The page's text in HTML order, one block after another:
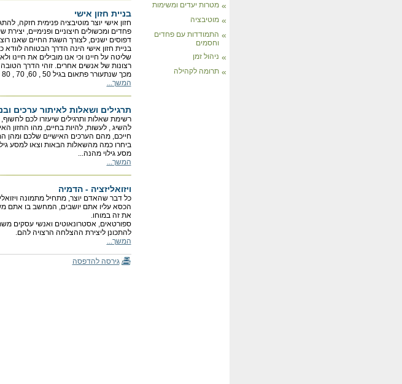
בניית חזון אישי
חזון אישי יוצר מוטיבציה פנימית חזקה,
פחדים ומכשולים חיצוניים ופנימיים, יצירת
דפוסים ישנים, לצורך השגת החיים שאנו
בניית חזון אישי הינה הדרך הבטוחה לוודא
שליטה על חיינו וכי אנו מובילים את חיינו
רצונות של אנשים אחרים. זוהי הדרך הטובה
מכך שנתעורר פתאום בגיל 50 , 60, 70 , 80 ונשאל
המשך...
תרגילים ושאלות לאיתור ערכים
רשימת שאלות ותרגילים שיעזרו לכם
להשיג , לעשות, להיות בחיים, מהו החזון
חייכם, מהם הערכים האישיים שלכם ומהן
ביחרו כמה מהשאלות הבאות וצאו למסע
מסע גילוי מהנה...
המשך...
ויזואליזציה - הדמיה
כל דבר שהאדם יוצר, מתחיל מתמונה
הכסא עליו אתם יושבים, המחשב בו אתם
את זה במוחו.
ספורטאים, אסטרונאוטים ואנשי עסקים
להתכונן ליצירת ההצלחה הרצויה להם.
המשך...
גירסה להדפסה
מטרות יעדים ומשימות »
מוטיבציה »
התמודדות עם פחדים
וחסמים
»
ניהול זמן »
תרומה לקהילה »